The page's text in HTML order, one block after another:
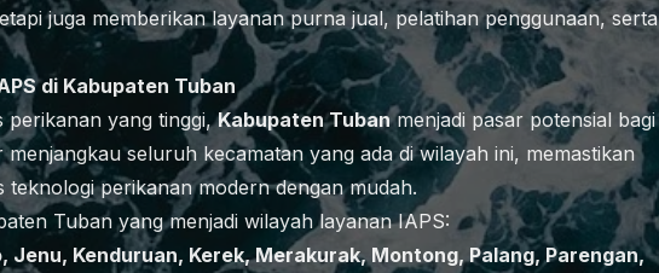
juga memberikan layanan purna jual, pelatihan penggunaan, serta
di Kabupaten Tuban
perikanan yang tinggi,Kabupaten Tubanmenjadi pasar potensial bagi
seluruh kecamatan yang ada di wilayah ini, memastikan
teknologi perikanan modern dengan mudah.
Tuban yang menjadi wilayah layanan IAPS:
Kenduruan, Kerek, Merakurak, Montong, Palang, Parengan,